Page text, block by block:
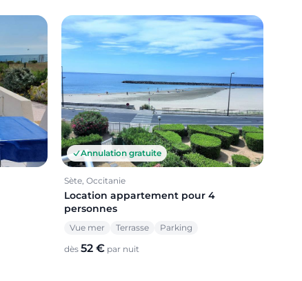
Annulation gratuite
Sète, Occitanie
Location appartement pour 4
personnes
Vue mer Terrasse Parking
dès 52 € par nuit